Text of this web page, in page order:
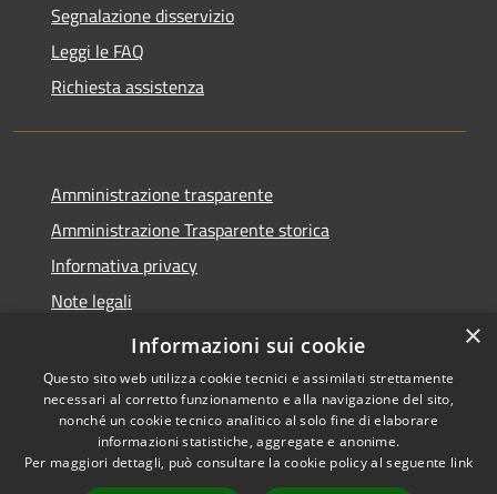
Segnalazione disservizio
Leggi le FAQ
Richiesta assistenza
Amministrazione trasparente
Amministrazione Trasparente storica
Informativa privacy
Note legali
Dichiarazione di accessibilità
Accessibilità
Copyright © 2026 • Comune di
Vico del Gargano • Powered by
×
Informazioni sui cookie
Questo sito web utilizza cookie tecnici e assimilati strettamente
necessari al corretto funzionamento e alla navigazione del sito,
nonché un cookie tecnico analitico al solo fine di elaborare
informazioni statistiche, aggregate e anonime.
Per maggiori dettagli, può consultare la cookie policy al seguente link